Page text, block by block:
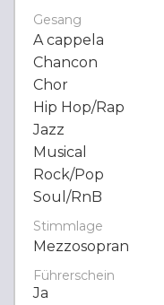
Gesang
A cappela
Chancon
Chor
Hip Hop/Rap
Jazz
Musical
Rock/Pop
Soul/RnB
Stimmlage
Mezzosopran
Führerschein
Ja